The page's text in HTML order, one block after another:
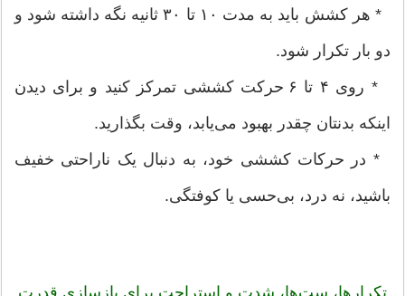
* هر کشش باید به مدت ۱۰ تا ۳۰ ثانیه نگه داشته شود و
دو بار تکرار شود.
* روی ۴ تا ۶ حرکت کششی تمرکز کنید و برای دیدن
اینکه بدنتان چقدر بهبود می‌یابد، وقت بگذارید.
* در حرکات کششی خود، به دنبال یک ناراحتی خفیف
باشید، نه درد، بی‌حسی یا کوفتگی.